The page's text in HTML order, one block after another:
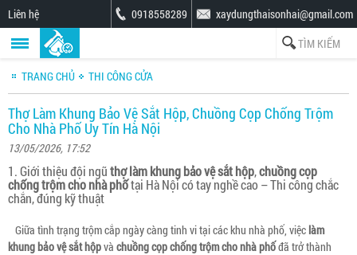
Liên hệ xaydungthaisonhai@gmail.com
0918558289
TRANG CHỦ THI CÔNG CỬA
Thợ Làm Khung Bảo Vệ Sắt Hộp, Chuồng Cọp Chống Trộm
Cho Nhà Phố Uy Tín Hà Nội
13/05/2026, 17:52
1. Giới thiệu đội ngũthợ làm khung bảo vệ sắt hộp,chuồng cọp
chống trộm cho nhà phốtại Hà Nội có tay nghề cao – Thi công chắc
chắn, đúng kỹ thuật
Giữa tình trạng trộm cắp ngày càng tinh vi tại các khu nhà phố, việc làm
khung bảo vệ sắt hộpvà chuồng cọp chống trộm cho nhà phốđã trở thành